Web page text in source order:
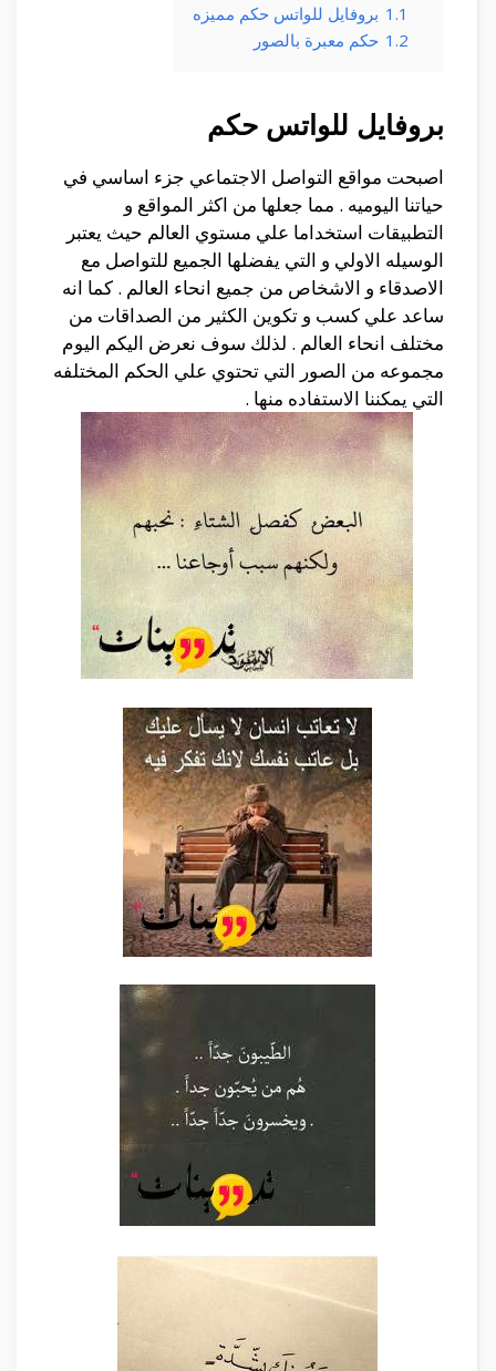
1.1 بروفايل للواتس حكم مميزه
1.2 حكم معبرة بالصور
بروفايل للواتس حكم
اصبحت مواقع التواصل الاجتماعي جزء اساسي في
حياتنا اليوميه . مما جعلها من اكثر المواقع و
التطبيقات استخداما علي مستوي العالم حيث يعتبر
الوسيله الاولي و التي يفضلها الجميع للتواصل مع
الاصدقاء و الاشخاص من جميع انحاء العالم . كما انه
ساعد علي كسب و تكوين الكثير من الصداقات من
مختلف انحاء العالم . لذلك سوف نعرض اليكم اليوم
مجموعه من الصور التي تحتوي علي الحكم المختلفه
التي يمكننا الاستفاده منها .